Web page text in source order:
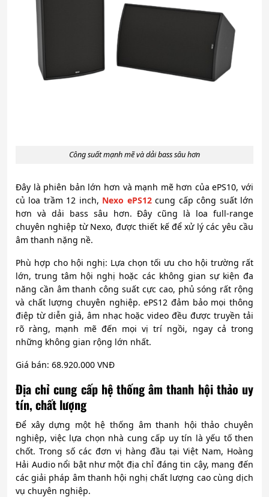
Công suất mạnh mẽ và dải bass sâu hơn
Đây là phiên bản lớn hơn và mạnh mẽ hơn của ePS10, với
củ loa trầm 12 inch, Nexo ePS12cung cấp công suất lớn
hơn và dải bass sâu hơn. Đây cũng là loa full-range
chuyên nghiệp từ Nexo, được thiết kế để xử lý các yêu cầu
âm thanh nặng nề.
Phù hợp cho hội nghị: Lựa chọn tối ưu cho hội trường rất
lớn, trung tâm hội nghị hoặc các không gian sự kiện đa
năng cần âm thanh công suất cực cao, phủ sóng rất rộng
và chất lượng chuyên nghiệp. ePS12 đảm bảo mọi thông
điệp từ diễn giả, âm nhạc hoặc video đều được truyền tải
rõ ràng, mạnh mẽ đến mọi vị trí ngồi, ngay cả trong
những không gian rộng lớn nhất.
Giá bán: 68.920.000 VNĐ
Địa chỉ cung cấp hệ thống âm thanh hội thảo uy
tín, chất lượng
Để xây dựng một hệ thống âm thanh hội thảo chuyên
nghiệp, việc lựa chọn nhà cung cấp uy tín là yếu tố then
chốt. Trong số các đơn vị hàng đầu tại Việt Nam, Hoàng
Hải Audio nổi bật như một địa chỉ đáng tin cậy, mang đến
các giải pháp âm thanh hội nghị chất lượng cao cùng dịch
vụ chuyên nghiệp.